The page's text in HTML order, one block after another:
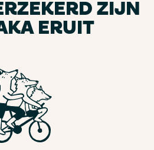
ZIJN
ERUIT